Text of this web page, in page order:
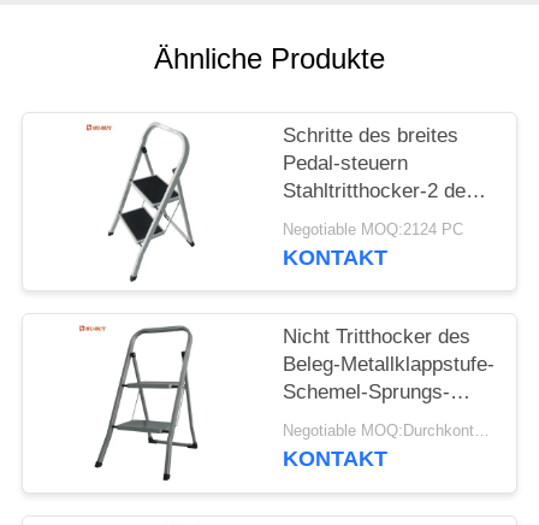
Ähnliche Produkte
Schritte des breites
Pedal-steuern
Stahltritthocker-2 den
bescheinigten
Gebrauch EN14183
Negotiable MOQ:2124 PC
KONTAKT
Nicht Tritthocker des
Beleg-Metallklappstufe-
Schemel-Sprungs-
beständiger Metall2
Negotiable MOQ:Durchkontaktierung
KONTAKT